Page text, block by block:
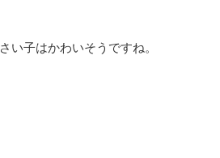
い子はかわいそうですね。